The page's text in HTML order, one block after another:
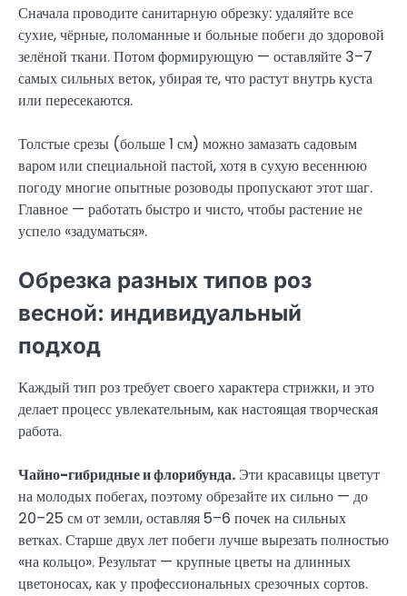
Сначала проводите санитарную обрезку: удаляйте все
сухие, чёрные, поломанные и больные побеги до здоровой
зелёной ткани. Потом формирующую — оставляйте 3–7
самых сильных веток, убирая те, что растут внутрь куста
или пересекаются.
Толстые срезы (больше 1 см) можно замазать садовым
варом или специальной пастой, хотя в сухую весеннюю
погоду многие опытные розоводы пропускают этот шаг.
Главное — работать быстро и чисто, чтобы растение не
успело «задуматься».
Обрезка разных типов роз
весной: индивидуальный
подход
Каждый тип роз требует своего характера стрижки, и это
делает процесс увлекательным, как настоящая творческая
работа.
Чайно-гибридные и флорибунда. Эти красавицы цветут
на молодых побегах, поэтому обрезайте их сильно — до
20–25 см от земли, оставляя 5–6 почек на сильных
ветках. Старше двух лет побеги лучше вырезать полностью
«на кольцо». Результат — крупные цветы на длинных
цветоносах, как у профессиональных срезочных сортов.